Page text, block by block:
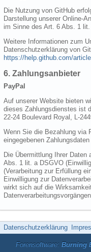
Die Nutzung von GitHub
Darstellung unserer Online-
im Sinne des Art. 6 Abs. 1 lit.
Weitere Informationen zum
Datenschutzerklärung von
https://help.github.com/
6. Zahlungsanbieter
PayPal
Auf unserer Website bieten
dieses Zahlungsdienstes ist
22-24 Boulevard Royal, L-
Wenn Sie die Bezahlung via
eingegebenen
Die Übermittlung Ihrer
Abs. 1 lit. a DSGVO
(Verarbeitung zur Erfüllung
Einwilligung zur
wirkt sich auf die
Datenschutzerklärung
Forensoftware: Burning